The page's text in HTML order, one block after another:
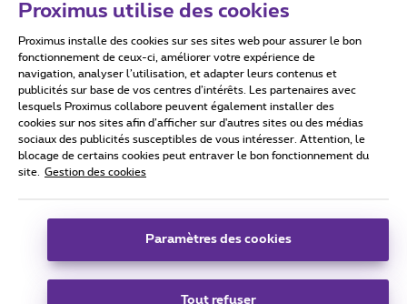
Conditions d'utilisation Accessibility statement
Tous droits réservés. © 2026 Proximus
Conditions générales, info consommateur
Coordonnées de l’entreprise
Boulevard du Roi Albert II 27 - B-1030 Bruxelles.
Proximus utilise des cookies
Proximus installe des cookies sur ses sites web pour assurer le bon
fonctionnement de ceux-ci, améliorer votre expérience de
navigation, analyser l’utilisation, et adapter leurs contenus et
publicités sur base de vos centres d’intérêts. Les partenaires avec
lesquels Proximus collabore peuvent également installer des
cookies sur nos sites afin d’afficher sur d'autres sites ou des médias
sociaux des publicités susceptibles de vous intéresser. Attention, le
blocage de certains cookies peut entraver le bon fonctionnement du
site.
Gestion des cookies
Paramètres des cookies
Tout refuser